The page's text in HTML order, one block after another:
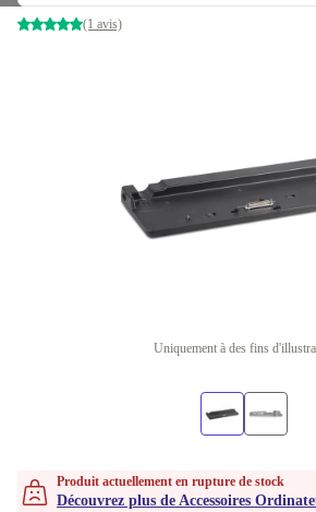
(1 avis)
Uniquement à des fins
Produit actuellement en rupture de stock
Découvrez plus de Accessoires